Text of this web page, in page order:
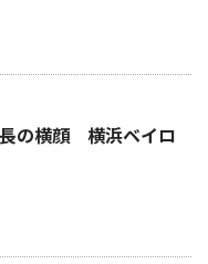
の横顔 横浜ベイロ